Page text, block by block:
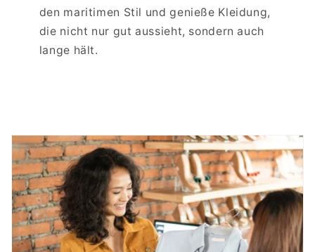
den maritimen Stil und genieße Kleidung,
die nicht nur gut aussieht, sondern auch
lange hält.